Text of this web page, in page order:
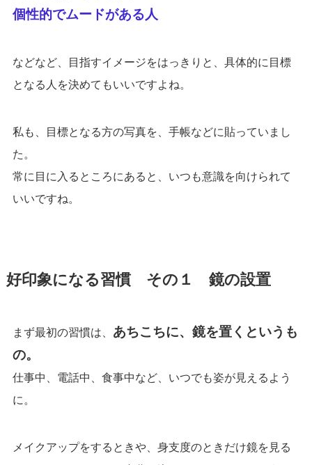
個性的でムードがある人
などなど、目指すイメージをはっきりと、具体的に目標
となる人を決めてもいいですよね。
私も、目標となる方の写真を、手帳などに貼っていまし
た。
常に目に入るところにあると、いつも意識を向けられて
いいですね。
好印象になる習慣 その１ 鏡の設置
まず最初の習慣は、 あちこちに、鏡を置くというも
の。
仕事中、電話中、食事中など、いつでも姿が見えるよう
に。
メイクアップをするときや、身支度のときだけ鏡を見る